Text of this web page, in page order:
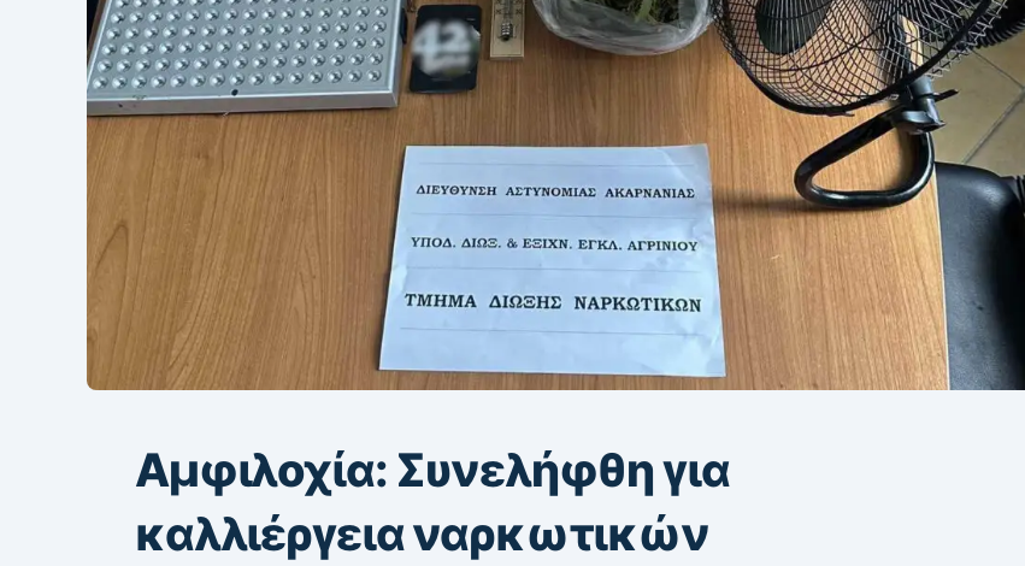
Αμφιλοχία: Συνελήφθη για
καλλιέργεια ναρκωτικών